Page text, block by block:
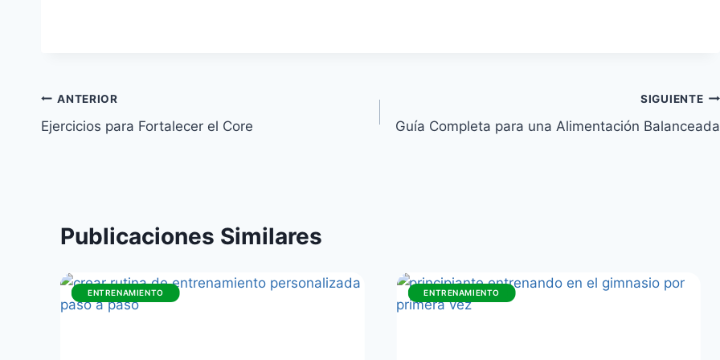
Navegación
de
ANTERIOR
Ejercicios para Fortalecer el Core
SIGUIENTE
Guía Completa para una Alimentación Balanceada
Publicaciones Similares
ENTRENAMIENTO ENTRENAMIENTO